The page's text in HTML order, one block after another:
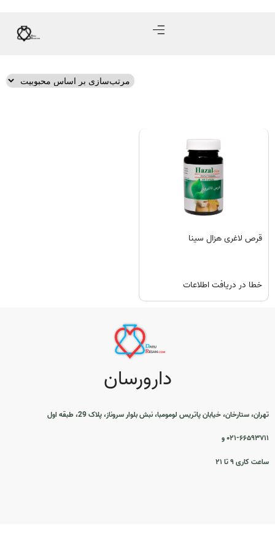
قرص لاغری هزال سینا
خطا در دریافت اطلاعات
دارورسان
تهران، ستارخان، خیابان پاتریس لومومبا، نبش بلوار سروناز، پلاک 29، طبقه اول
۰۲۱-۶۶۵۹۳۷۱۱ و
ساعت کاری ۹ تا ۲۱